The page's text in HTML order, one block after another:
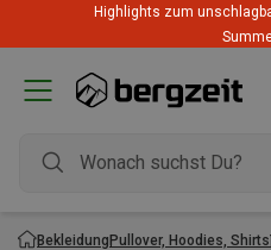
Highlights zum
BekleidungPullover, Hoodies, Shirts